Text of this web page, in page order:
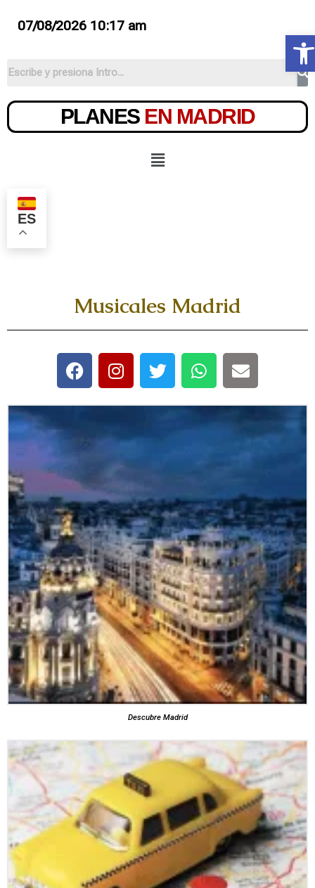
07/08/2026 10:17 am
PLANES EN MADRID
ES
Musicales Madrid
Descubre Madrid